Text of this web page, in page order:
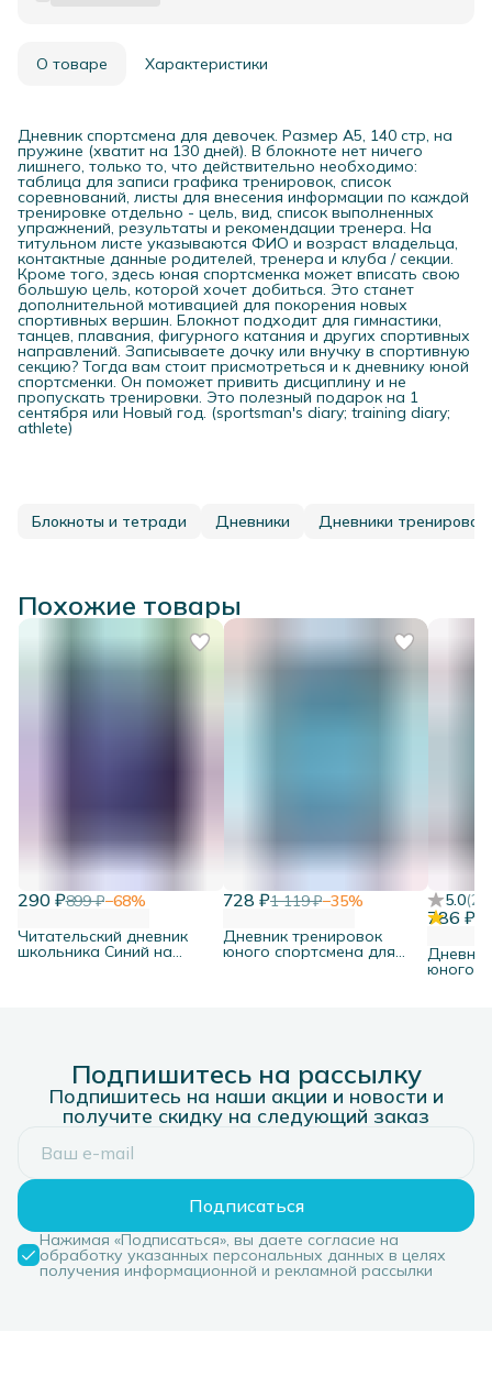
О товаре Характеристики
Дневник спортсмена для девочек. Размер А5, 140 стр, на
пружине (хватит на 130 дней). В блокноте нет ничего
лишнего, только то, что действительно необходимо:
таблица для записи графика тренировок, список
соревнований, листы для внесения информации по каждой
тренировке отдельно - цель, вид, список выполненных
упражнений, результаты и рекомендации тренера. На
титульном листе указываются ФИО и возраст владельца,
контактные данные родителей, тренера и клуба / секции.
Кроме того, здесь юная спортсменка может вписать свою
большую цель, которой хочет добиться. Это станет
дополнительной мотивацией для покорения новых
спортивных вершин. Блокнот подходит для гимнастики,
танцев, плавания, фигурного катания и других спортивных
направлений. Записываете дочку или внучку в спортивную
секцию? Тогда вам стоит присмотреться и к дневнику юной
спортсменки. Он поможет привить дисциплину и не
пропускать тренировки. Это полезный подарок на 1
сентября или Новый год. (sportsman's diary; training diary;
athlete)
Блокноты и тетради Дневники Дневники тренировок
Похожие товары
290 ₽899 ₽−68%
Читательский дневник
школьника Синий на
728 ₽1 119 ₽−35%
Дневник тренировок
юного спортсмена для
5.0(2
786 ₽
юного
Подпишитесь на рассылку
Подпишитесь на наши акции и новости и
получите скидку на следующий заказ
Подписаться
Нажимая «Подписаться», вы даете согласие на
обработку указанных персональных данных в целях
получения информационной и рекламной рассылки